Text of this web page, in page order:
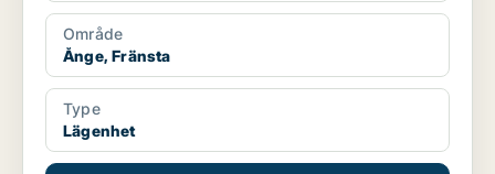
Område
Ånge, Fränsta
Type
Lägenhet